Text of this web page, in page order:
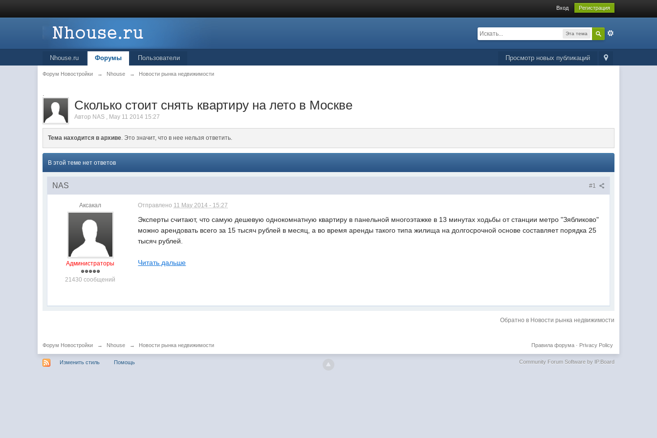
Вход Регистрация
Эта тема
Просмотр новых публикаций
Nhouse.ru Форумы Пользователи
Форум Новостройки → Nhouse → Новости рынка недвижимости
.
Сколько стоит снять квартиру на лето в Москве
Автор NAS , May 11 2014 15:27
Тема находится в архиве. Это значит, что в нее нельзя ответить.
В этой теме нет ответов
#1
NAS
Аксакал
Администраторы
21430 сообщений
Отправлено 11 May 2014 - 15:27
Эксперты считают, что самую дешевую однокомнатную квартиру в панельной многоэтажке в 13 минутах ходьбы от станции метро "Зябликово"
можно арендовать всего за 15 тысяч рублей в месяц, а во время аренды такого типа жилища на долгосрочной основе составляет порядка 25
тысяч рублей.
Читать дальше
Обратно в Новости рынка недвижимости
Форум Новостройки → Nhouse → Новости рынка недвижимости Privacy Policy
Правила форума·
Изменить стиль Помощь Community Forum Software by IP.Board